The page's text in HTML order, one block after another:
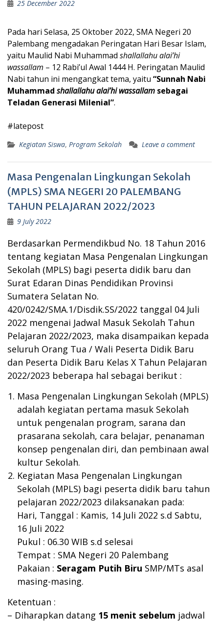
25 December 2022
Pada hari Selasa, 25 Oktober 2022, SMA Negeri 20
Palembang mengadakan Peringatan Hari Besar Islam,
yaitu Maulid Nabi Muhammad shallallahu alai’hi
wassallam – 12 Rabi’ul Awal 1444 H. Peringatan Maulid
Nabi tahun ini mengangkat tema, yaitu “Sunnah Nabi
Muhammad shallallahu alai’hi wassallam sebagai
Teladan Generasi Milenial”.
#latepost
Kegiatan Siswa, Program Sekolah Leave a comment
Masa Pengenalan Lingkungan Sekolah
(MPLS) SMA NEGERI 20 PALEMBANG
TAHUN PELAJARAN 2022/2023
9 July 2022
Berdasarkan Permendikbud No. 18 Tahun 2016
tentang kegiatan Masa Pengenalan Lingkungan
Sekolah (MPLS) bagi peserta didik baru dan
Surat Edaran Dinas Pendidikan Provinsi
Sumatera Selatan No.
420/0242/SMA.1/Disdik.SS/2022 tanggal 04 Juli
2022 mengenai Jadwal Masuk Sekolah Tahun
Pelajaran 2022/2023, maka disampaikan kepada
seluruh Orang Tua / Wali Peserta Didik Baru
dan Peserta Didik Baru Kelas X Tahun Pelajaran
2022/2023 beberapa hal sebagai berikut :
Masa Pengenalan Lingkungan Sekolah (MPLS)
adalah kegiatan pertama masuk Sekolah
untuk pengenalan program, sarana dan
prasarana sekolah, cara belajar, penanaman
konsep pengenalan diri, dan pembinaan awal
kultur Sekolah.
Kegiatan Masa Pengenalan Lingkungan
Sekolah (MPLS) bagi peserta didik baru tahun
pelajaran 2022/2023 dilaksanakan pada:
Hari, Tanggal : Kamis, 14 Juli 2022 s.d Sabtu,
16 Juli 2022
Pukul : 06.30 WIB s.d selesai
Tempat : SMA Negeri 20 Palembang
Pakaian : Seragam Putih Biru SMP/MTs asal
masing-masing.
Ketentuan :
– Diharapkan datang 15 menit sebelum jadwal